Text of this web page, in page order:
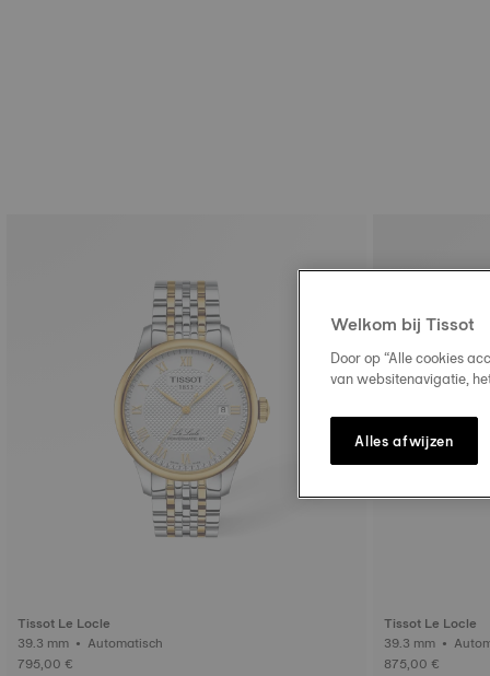
Tissot Le Locle
39.3 mm • Automatisch
795,00 €
Tissot Le Locle
39.3 mm
875,00 €
Welkom bij Tissot
Door op “Alle cookies
van websitenavigatie,
Alles afwijzen